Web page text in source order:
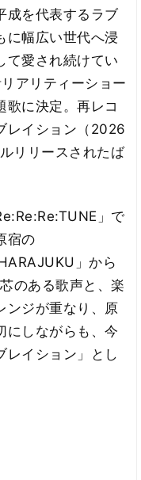
成を代表するラブ
に幅広い世代へ浸
て愛され続けてい
アリティーショー
歌に決定。再レコ
レイション（2026
リリースされたば
」で
宿の
」から
のある歌声と、楽
ンジが重なり、原
にしながらも、今
レイション」とし